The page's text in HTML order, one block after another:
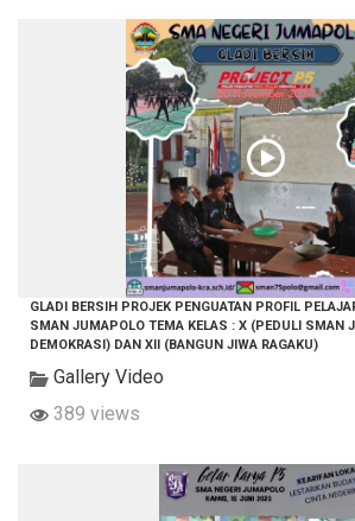
GLADI BERSIH PROJEK PENGUATAN PROFIL
SMAN JUMAPOLO TEMA KELAS : X (PEDULI SMAN
DEMOKRASI) DAN XII (BANGUN JIWA RAGAKU)
Gallery Video
389 views